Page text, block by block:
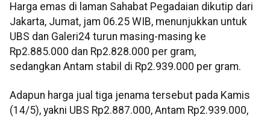
Harga emas di laman Sahabat Pegadaian dikutip dari
Jakarta, Jumat, jam 06.25 WIB, menunjukkan untuk
UBS dan Galeri24 turun masing-masing ke
Rp2.885.000 dan Rp2.828.000 per gram,
sedangkan Antam stabil di Rp2.939.000 per gram.
Adapun harga jual tiga jenama tersebut pada Kamis
(14/5), yakni UBS Rp2.887.000, Antam Rp2.939.000,